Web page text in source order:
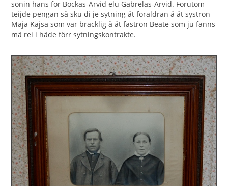
sonin hans för Bockas-Arvid elu Gabrelas-Arvid. Förutom
teijde pengan så sku di je sytning åt föräldran å åt systron
Maja Kajsa som var bräcklig å åt fastron Beate som ju fanns
mä rei i häde förr sytningskontrakte.